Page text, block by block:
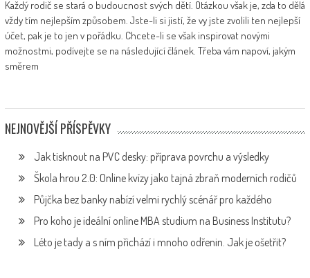
Každý rodič se stará o budoucnost svých dětí. Otázkou však je, zda to dělá
vždy tím nejlepším způsobem. Jste-li si jistí, že vy jste zvolili ten nejlepší
účet, pak je to jen v pořádku. Chcete-li se však inspirovat novými
možnostmi, podívejte se na následující článek. Třeba vám napoví, jakým
směrem
NEJNOVĚJŠÍ PŘÍSPĚVKY
Jak tisknout na PVC desky: příprava povrchu a výsledky
Škola hrou 2.0: Online kvízy jako tajná zbraň moderních rodičů
Půjčka bez banky nabízí velmi rychlý scénář pro každého
Pro koho je ideální online MBA studium na Business Institutu?
Léto je tady a s ním přichází i mnoho odřenin. Jak je ošetřit?